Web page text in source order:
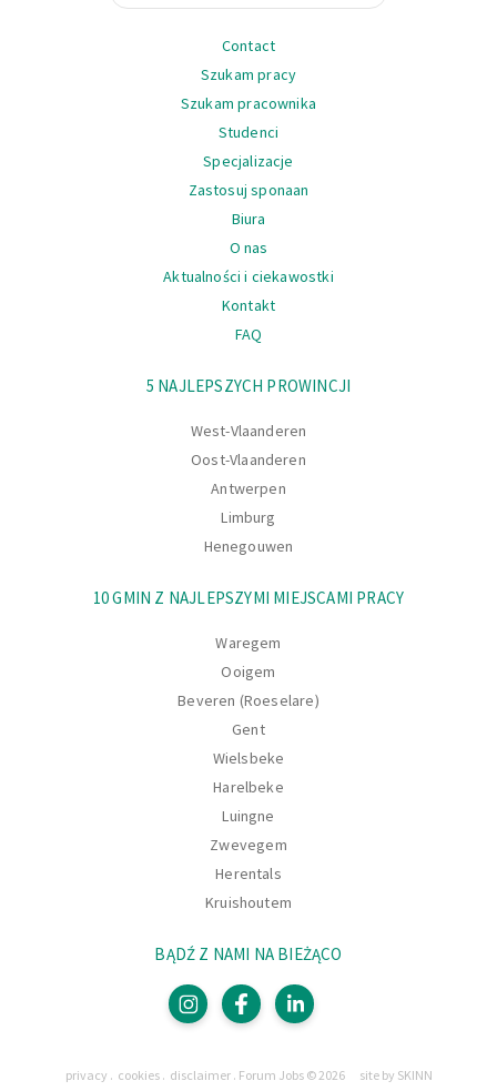
Contact
Szukam pracy
Szukam pracownika
Studenci
Specjalizacje
Zastosuj sponaan
Biura
O nas
Aktualności i ciekawostki
Kontakt
FAQ
5 NAJLEPSZYCH PROWINCJI
West-Vlaanderen
Oost-Vlaanderen
Antwerpen
Limburg
Henegouwen
10 GMIN Z NAJLEPSZYMI MIEJSCAMI PRACY
Waregem
Ooigem
Beveren (Roeselare)
Gent
Wielsbeke
Harelbeke
Luingne
Zwevegem
Herentals
Kruishoutem
BĄDŹ Z NAMI NA BIEŻĄCO
Strony
privacy cookies disclaimer Forum Jobs © 2026 site by SKINN